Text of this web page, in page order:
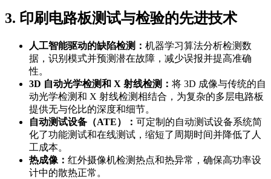
3. 印刷电路板测试与检验的先进技术
人工智能驱动的缺陷检测： 机器学习算法分析检测数
据，识别模式并预测潜在故障，减少误报并提高准确
性。
3D 自动光学检测和 X 射线检测： 将 3D 成像与传统的自
动光学检测和 X 射线检测相结合，为复杂的多层电路板
提供无与伦比的深度和细节。
自动测试设备（ATE）： 可定制的自动测试设备系统简
化了功能测试和在线测试，缩短了周期时间并降低了人
工成本。
热成像： 红外摄像机检测热点和热异常，确保高功率设
计中的散热正常。